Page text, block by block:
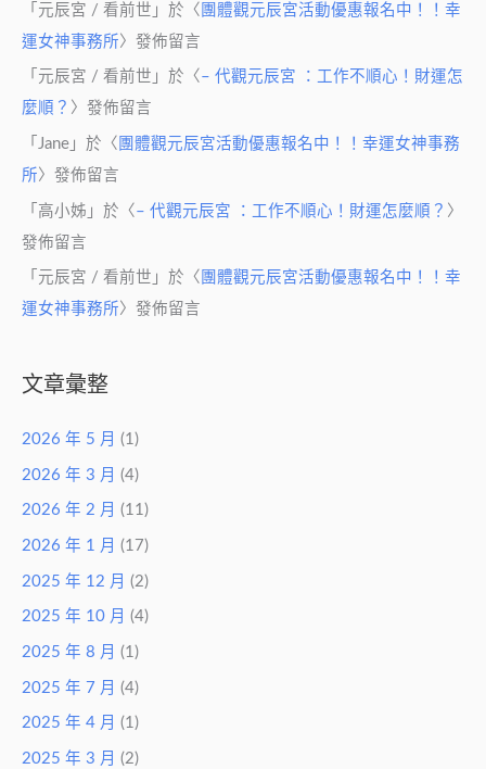
「 元辰宮 / 看前世 」於〈 團體觀元辰宮活動優惠報名中！！幸
運女神事務所〉發佈留言
「 元辰宮 / 看前世 」於〈 – 代觀元辰宮 ：工作不順心！財運怎
麼順？ 〉發佈留言
「 Jane 」於〈 團體觀元辰宮活動優惠報名中！！幸運女神事務
所 〉發佈留言
「 高小姊 」於〈 – 代觀元辰宮 ：工作不順心！財運怎麼順？ 〉
發佈留言
「 元辰宮 / 看前世 」於〈 團體觀元辰宮活動優惠報名中！！幸
運女神事務所〉發佈留言
文章彙整
2026 年 5 月 (1)
2026 年 3 月 (4)
2026 年 2 月 (11)
2026 年 1 月 (17)
2025 年 12 月 (2)
2025 年 10 月 (4)
2025 年 8 月 (1)
2025 年 7 月 (4)
2025 年 4 月 (1)
2025 年 3 月 (2)